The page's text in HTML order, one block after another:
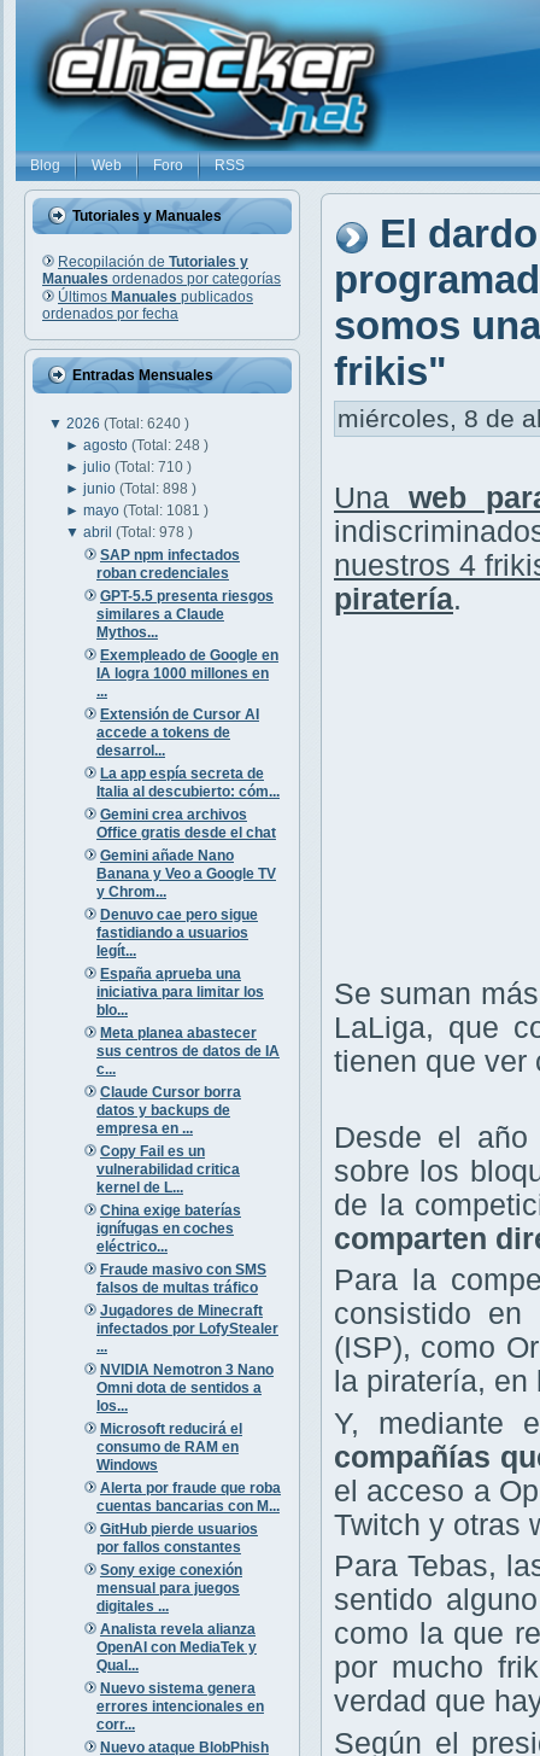
Blog Web Foro RSS
Tutoriales y Manuales
Recopilación de Tutoriales y
Manuales ordenados por categorías
Últimos Manuales publicados
ordenados por fecha
Entradas Mensuales
▼ 2026 (Total: 6240 )
►agosto(Total: 248 )
►julio(Total: 710 )
►junio(Total: 898 )
►mayo(Total: 1081 )
▼abril(Total: 978 )
SAP npm infectados
roban credenciales
GPT-5.5 presenta riesgos
similares a Claude
Mythos...
Exempleado de Google en
IA logra 1000 millones en
...
Extensión de Cursor AI
accede a tokens de
desarrol...
La app espía secreta de
Italia al descubierto: cóm...
Gemini crea archivos
Office gratis desde el chat
Gemini añade Nano
Banana y Veo a Google TV
y Chrom...
Denuvo cae pero sigue
fastidiando a usuarios
legít...
España aprueba una
iniciativa para limitar los
blo...
Meta planea abastecer
sus centros de datos de IA
c...
Claude Cursor borra
datos y backups de
empresa en ...
Copy Fail es un
vulnerabilidad critica
kernel de L...
China exige baterías
ignífugas en coches
eléctrico...
Fraude masivo con SMS
falsos de multas tráfico
Jugadores de Minecraft
infectados por LofyStealer
...
NVIDIA Nemotron 3 Nano
Omni dota de sentidos a
los...
Microsoft reducirá el
consumo de RAM en
Windows
Alerta por fraude que roba
cuentas bancarias con M...
GitHub pierde usuarios
por fallos constantes
Sony exige conexión
mensual para juegos
digitales ...
Analista revela alianza
OpenAI con MediaTek y
Qual...
Nuevo sistema genera
errores intencionales en
corr...
Nuevo ataque BlobPhish
El
somos
frikis"
miércoles, 8 de
Una web
nuestros 4
piratería.
Se suman
LaLiga, que
tienen que ver
Desde el
sobre los
de la
comparten
Para la
consistido en
(ISP), como
la piratería,
Y, mediante
compañías
el acceso a
Twitch y otras
Para Tebas,
sentido
como la que
por mucho
verdad que
Según el